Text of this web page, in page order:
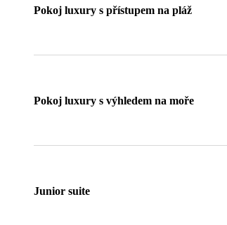
Pokoj luxury s přístupem na pláž
Pokoj luxury s výhledem na moře
Junior suite